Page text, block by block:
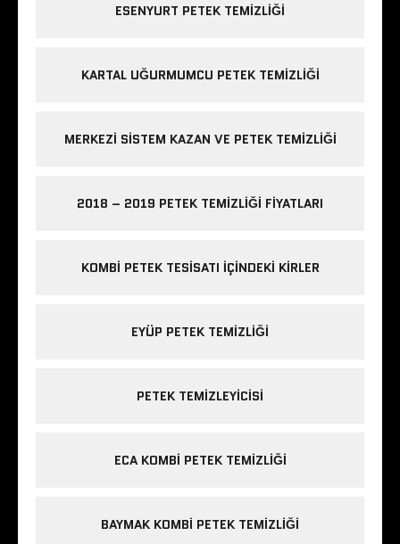
ESENYURT PETEK TEMIZLIĞI
KARTAL UĞURMUMCU PETEK TEMIZLIĞI
MERKEZI SISTEM KAZAN VE PETEK TEMIZLIĞI
2018 – 2019 PETEK TEMIZLIĞI FIYATLARI
KOMBI PETEK TESISATI IÇINDEKI KIRLER
EYÜP PETEK TEMIZLIĞI
PETEK TEMIZLEYICISI
ECA KOMBI PETEK TEMIZLIĞI
BAYMAK KOMBI PETEK TEMIZLIĞI